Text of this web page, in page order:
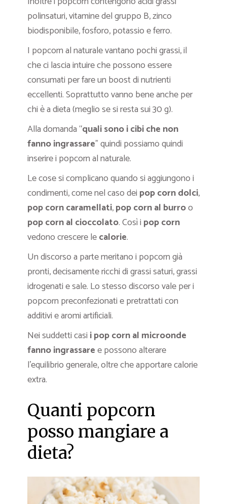
polinsaturi, vitamine del gruppo B, zinco
biodisponibile, fosforo, potassio e ferro.
I popcorn al naturale vantano pochi grassi, il
che ci lascia intuire che possono essere
consumati per fare un boost di nutrienti
eccellenti. Soprattutto vanno bene anche per
chi è a dieta (meglio se si resta sui 30 g).
Alla domanda “quali sono i cibi che non
fanno ingrassare” quindi possiamo quindi
inserire i popcorn al naturale.
Le cose si complicano quando si aggiungono i
condimenti, come nel caso dei pop corn dolci,
pop corn caramellati,popcorn al burroo
pop corn al cioccolato. Così i pop corn
vedono crescere lecalorie.
Un discorso a parte meritano i popcorn già
pronti, decisamente ricchi di grassi saturi, grassi
idrogenati e sale. Lo stesso discorso vale per i
popcorn preconfezionati e pretrattati con
additivi e aromi artificiali.
Nei suddetti casi i pop corn al microonde
fanno ingrassaree possono alterare
l’equilibrio generale, oltre che apportare calorie
extra.
Quanti popcorn
posso mangiare a
dieta?